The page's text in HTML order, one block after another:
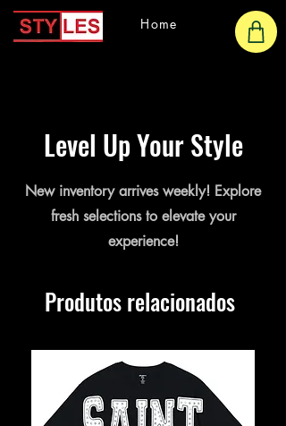
Home
Level Up Your Style
New inventory arrives weekly! Explore
fresh selections to elevate your
experience!
Produtos relacionados